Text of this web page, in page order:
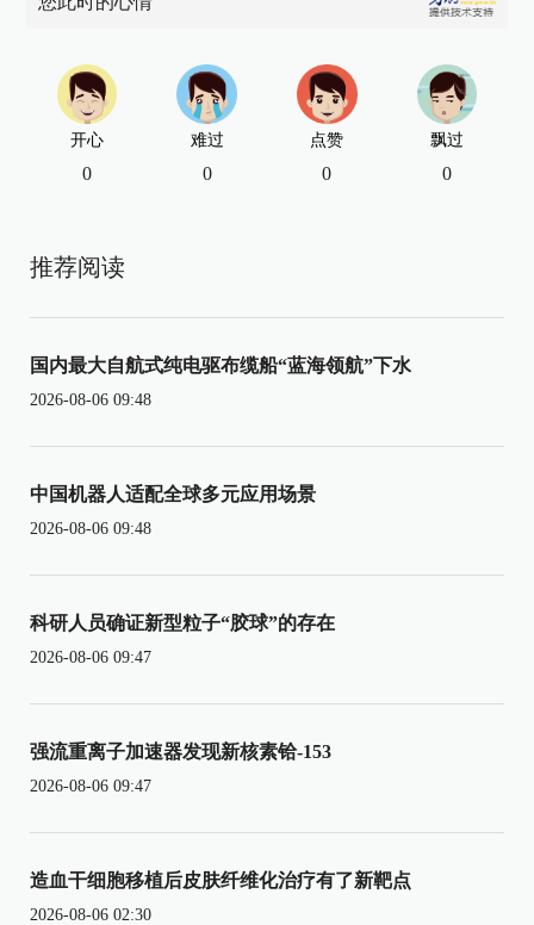
开心
0
难过
0
点赞
0
飘过
0
推荐阅读
国内最大自航式纯电驱布缆船“蓝海领航”下水
2026-08-06 09:48
中国机器人适配全球多元应用场景
2026-08-06 09:48
科研人员确证新型粒子“胶球”的存在
2026-08-06 09:47
强流重离子加速器发现新核素铪-153
2026-08-06 09:47
造血干细胞移植后皮肤纤维化治疗有了新靶点
2026-08-06 02:30